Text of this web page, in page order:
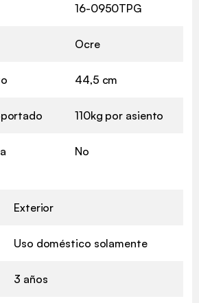
16-0950TPG
Ocre
44,5 cm
110kg por asiento
No
Exterior
Uso doméstico solamente
3 años